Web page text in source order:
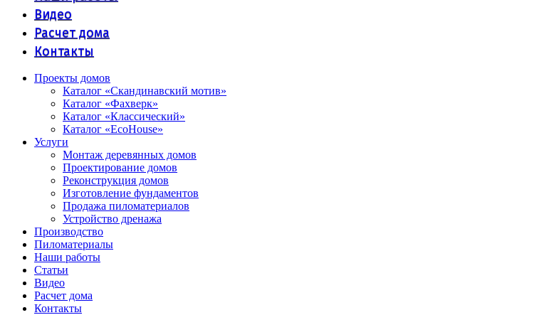
Видео
Расчет дома
Контакты
Проекты домов
Каталог «Скандинавский мотив»
Каталог «Фахверк»
Каталог «Классический»
Каталог «EcoHouse»
Услуги
Монтаж деревянных домов
Проектирование домов
Реконструкция домов
Изготовление фундаментов
Продажа пиломатериалов
Устройство дренажа
Производство
Пиломатериалы
Наши работы
Статьи
Видео
Расчет дома
Контакты